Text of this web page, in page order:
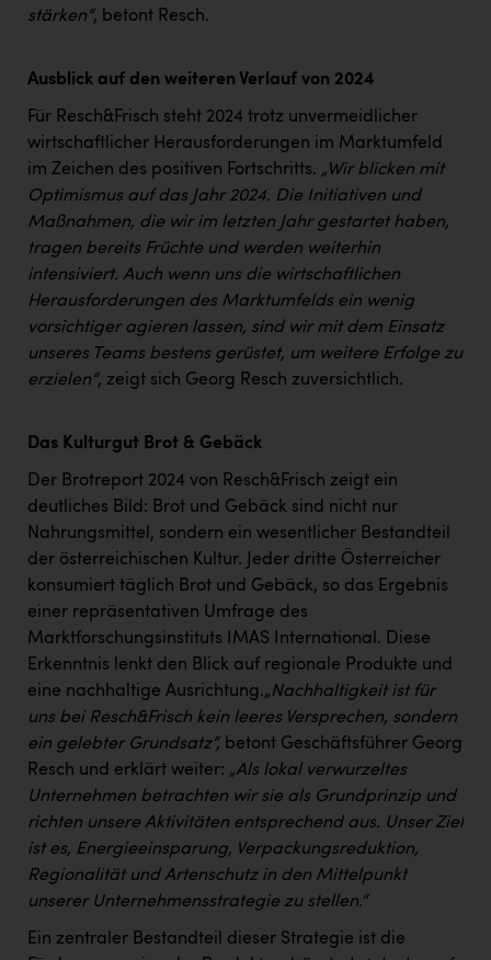
TGW Logistics
VERITAS
Vier Diamanten
Vorlagenportal
Wir besiegen Krebs
Wirtschaftskammer OÖ
ZGONC
ZULuft - Zukunft Luft Austria
z.l.ö.
Wirtschaftskammer OÖ Energiehandel
Dopgas
kunden basics
kontakt
stärken“, betont Resch.
Ausblick auf den weiteren Verlauf von 2024
Für Resch&Frisch steht 2024 trotz unvermeidlicher
wirtschaftlicher Herausforderungen im Marktumfeld
im Zeichen des positiven Fortschritts. „Wir blicken mit
Optimismus auf das Jahr 2024. Die Initiativen und
Maßnahmen, die wir im letzten Jahr gestartet haben,
tragen bereits Früchte und werden weiterhin
intensiviert. Auch wenn uns die wirtschaftlichen
Herausforderungen des Marktumfelds ein wenig
vorsichtiger agieren lassen, sind wir mit dem Einsatz
unseres Teams bestens gerüstet, um weitere Erfolge zu
erzielen“, zeigt sich Georg Resch zuversichtlich.
Das Kulturgut Brot & Gebäck
Der Brotreport 2024 von Resch&Frisch zeigt ein
deutliches Bild: Brot und Gebäck sind nicht nur
Nahrungsmittel, sondern ein wesentlicher Bestandteil
der österreichischen Kultur. Jeder dritte Österreicher
konsumiert täglich Brot und Gebäck, so das Ergebnis
einer repräsentativen Umfrage des
Marktforschungsinstituts IMAS International. Diese
Erkenntnis lenkt den Blick auf regionale Produkte und
eine nachhaltige Ausrichtung.„Nachhaltigkeit ist für
uns bei Resch&Frisch kein leeres Versprechen, sondern
ein gelebter Grundsatz“, betont Geschäftsführer Georg
Resch und erklärt weiter: „Als lokal verwurzeltes
Unternehmen betrachten wir sie als Grundprinzip und
richten unsere Aktivitäten entsprechend aus. Unser Ziel
ist es, Energieeinsparung, Verpackungsreduktion,
Regionalität und Artenschutz in den Mittelpunkt
unserer Unternehmensstrategie zu stellen.“
Ein zentraler Bestandteil dieser Strategie ist die